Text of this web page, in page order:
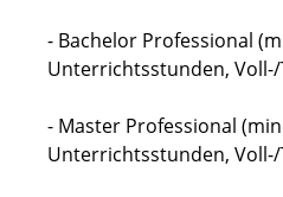
- Bachelor Professional
Unterrichtsstunden, Voll-/
- Master Professional
Unterrichtsstunden, Voll-/